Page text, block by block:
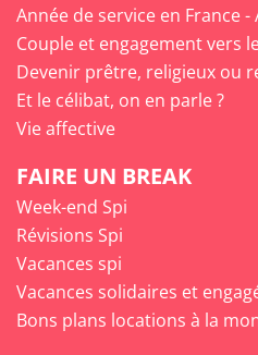
Année de service en France
Couple et engagement vers
Devenir prêtre, religieux ou
Et le célibat, on en parle ?
Vie affective
FAIRE UN BREAK
Week-end Spi
Révisions Spi
Vacances spi
Vacances solidaires et
Bons plans locations à la